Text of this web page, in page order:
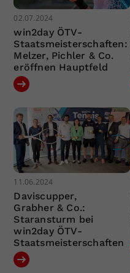
02.07.2024
win2day ÖTV-
Staatsmeisterschaften:
Melzer, Pichler & Co.
eröffnen Hauptfeld
11.06.2024
Daviscupper,
Grabher & Co.:
Staransturm bei
win2day ÖTV-
Staatsmeisterschaften